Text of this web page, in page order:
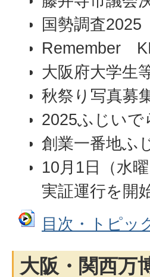
国勢調査
Remember
大阪府大学生
秋祭り写真募
2025ふじいで
創業一番地
10月1日（水
実証運行を開
目次・トピッ
大阪・関西万